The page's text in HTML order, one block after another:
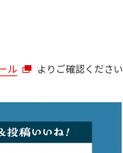
ル よりご確認ください